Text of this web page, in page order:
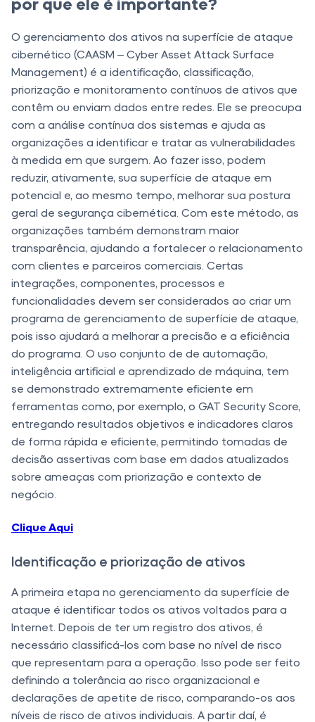
O gerenciamento dos ativos na superfície de ataque
cibernético (CAASM – Cyber Asset Attack Surface
Management) é a identificação, classificação,
priorização e monitoramento contínuos de ativos que
contêm ou enviam dados entre redes. Ele se preocupa
com a análise contínua dos sistemas e ajuda as
organizações a identificar e tratar as vulnerabilidades
à medida em que surgem. Ao fazer isso, podem
reduzir, ativamente, sua superfície de ataque em
potencial e, ao mesmo tempo, melhorar sua postura
geral de segurança cibernética. Com este método, as
organizações também demonstram maior
transparência, ajudando a fortalecer o relacionamento
com clientes e parceiros comerciais. Certas
integrações, componentes, processos e
funcionalidades devem ser considerados ao criar um
programa de gerenciamento de superfície de ataque,
pois isso ajudará a melhorar a precisão e a eficiência
do programa. O uso conjunto de de automação,
inteligência artificial e aprendizado de máquina, tem
se demonstrado extremamente eficiente em
ferramentas como, por exemplo, o GAT Security Score,
entregando resultados objetivos e indicadores claros
de forma rápida e eficiente, permitindo tomadas de
decisão assertivas com base em dados atualizados
sobre ameaças com priorização e contexto de
negócio.
Clique Aqui
Identificação e priorização de ativos
A primeira etapa no gerenciamento da superfície de
ataque é identificar todos os ativos voltados para a
Internet. Depois de ter um registro dos ativos, é
necessário classificá-los com base no nível de risco
que representam para a operação. Isso pode ser feito
definindo a tolerância ao risco organizacional e
declarações de apetite de risco, comparando-os aos
níveis de risco de ativos individuais. A partir daí, é